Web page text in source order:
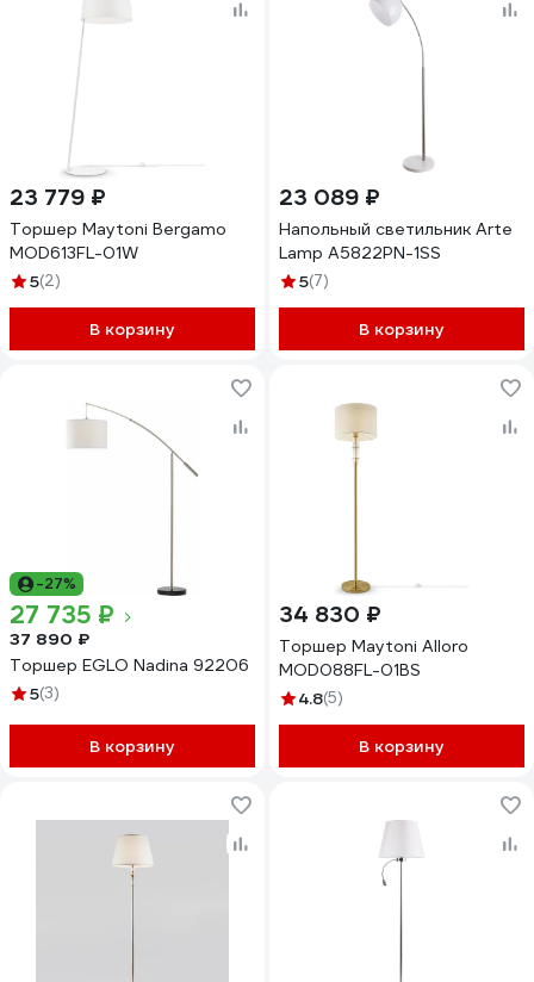
23 779 ₽
Торшер Maytoni Bergamo
MOD613FL-01W
5(2)
В корзину
23 089 ₽
Напольный светильник Arte
Lamp A5822PN-1SS
5(7)
В корзину
-27%
27 735 ₽
37 890 ₽
Торшер EGLO Nadina 92206
5(3)
В корзину
34 830 ₽
Торшер Maytoni Alloro
MOD088FL-01BS
4.8(5)
В корзину